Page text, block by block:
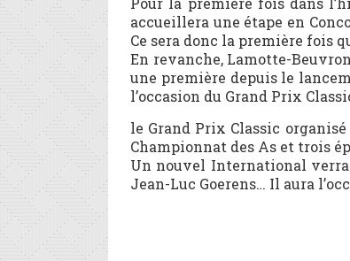
accueillera une étape en
Ce sera donc la première fois
En revanche, Lamotte-
une première depuis le
l’occasion du Grand Prix
le Grand Prix Classic
Championnat des As et trois
Un nouvel International
Jean-Luc Goerens… Il aura